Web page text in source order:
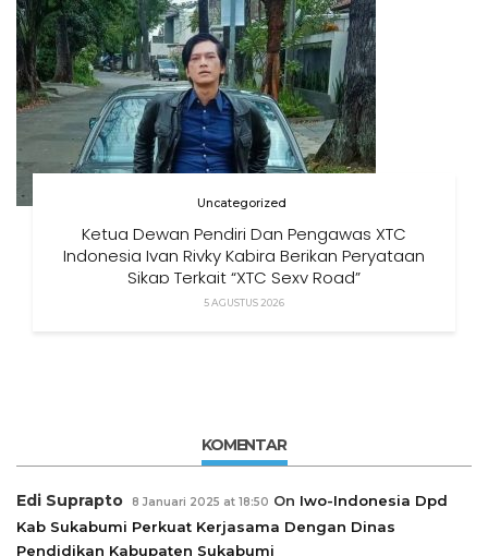
Uncategorized
Ketua Dewan Pendiri Dan Pengawas XTC
Indonesia Ivan Rivky Kabira Berikan Peryataan
Sikap Terkait “XTC Sexy Road”
5 AGUSTUS 2026
KOMENTAR
Edi Suprapto 8 Januari 2025 at 18:50 On Iwo-Indonesia Dpd
Kab Sukabumi Perkuat Kerjasama Dengan Dinas
Pendidikan Kabupaten Sukabumi